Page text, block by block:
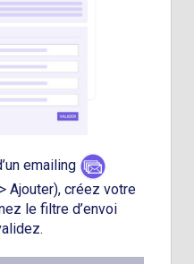
emailing
Ajouter), créez votre
le filtre d’envoi